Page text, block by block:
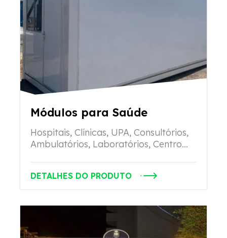
Módulos para Saúde
Hospitais, Clínicas, UPA, Consultórios,
Ambulatórios, Laboratórios, Centro...
DETALHES DO PRODUTO